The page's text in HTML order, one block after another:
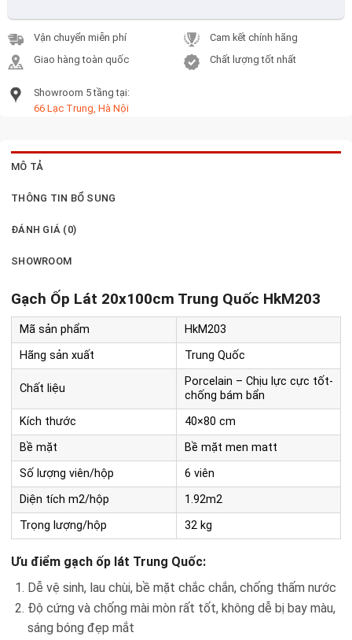
Vận chuyển miễn phí
Giao hàng toàn quốc
Cam kết chính hãng
Chất lượng tốt nhất
Showroom 5 tầng tại:
66 Lạc Trung, Hà Nội
MÔ TẢ
THÔNG TIN BỔ SUNG
ĐÁNH GIÁ (0)
SHOWROOM
Gạch Ốp Lát 20x100cm Trung Quốc HkM203
Mã sản phẩm
HkM203
Hãng sản xuất
Trung Quốc
Chất liệu
Porcelain – Chịu lực cực tốt-
chống bám bẩn
Kích thước
40×80 cm
Bề mặt
Bề mặt men matt
Số lượng viên/hộp
6 viên
Diện tích m2/hộp
1.92m2
Trọng lượng/hộp
32 kg
Ưu điểm gạch ốp lát Trung Quốc:
Dễ vệ sinh, lau chùi, bề mặt chắc chắn, chống thấm nước
Độ cứng và chống mài mòn rất tốt, không dễ bị bay màu,
sáng bóng đẹp mắt